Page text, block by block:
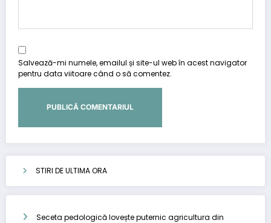
Salvează-mi numele, emailul și site-ul web în acest navigator
pentru data viitoare când o să comentez.
STIRI DE ULTIMA ORA
Seceta pedologică lovește puternic agricultura din